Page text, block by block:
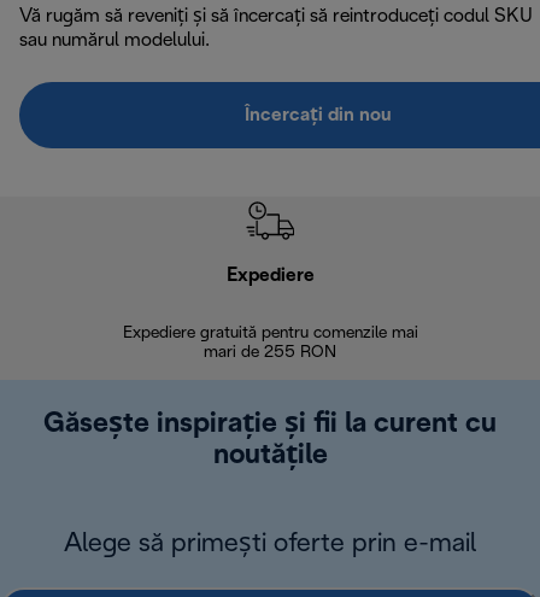
Vă rugăm să reveniți și să încercați să reintroduceți codul SKU
sau numărul modelului.
Încercați din nou
Expediere
Expediere gratuită pentru comenzile mai
mari de 255 RON
Găsește inspirație și fii la curent cu
noutățile
Alege să primești oferte prin e-mail